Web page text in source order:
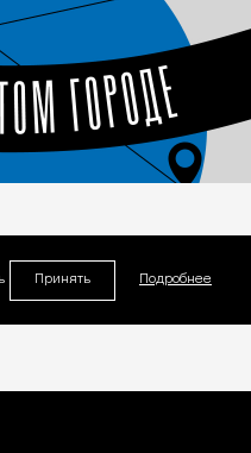
Принять Подробнее